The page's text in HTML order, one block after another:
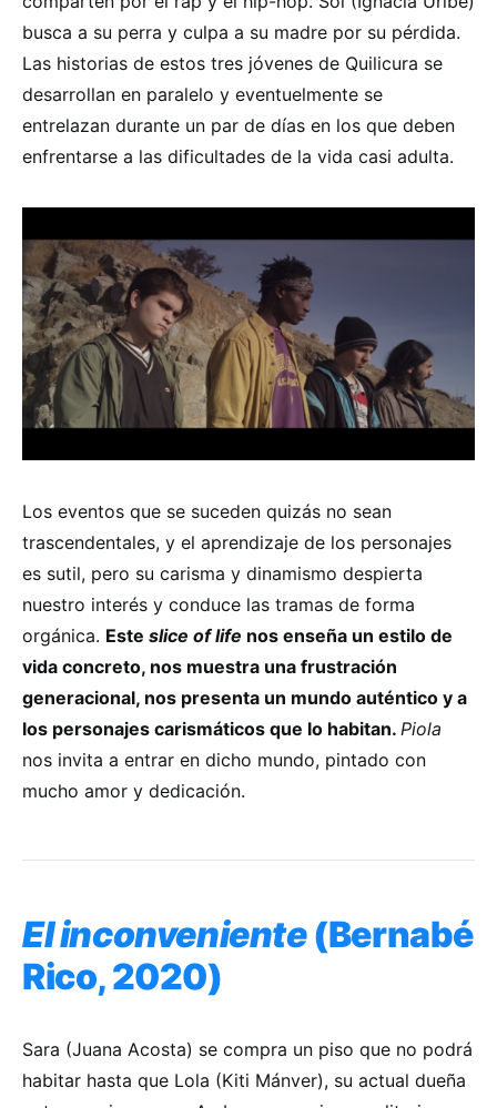
busca a su perra y culpa a su madre por su pérdida.
Las historias de estos tres jóvenes de Quilicura se
desarrollan en paralelo y eventuelmente se
entrelazan durante un par de días en los que deben
enfrentarse a las dificultades de la vida casi adulta.
Los eventos que se suceden quizás no sean
trascendentales, y el aprendizaje de los personajes
es sutil, pero su carisma y dinamismo despierta
nuestro interés y conduce las tramas de forma
orgánica. Este slice of life nos enseña un estilo de
vida concreto, nos muestra una frustración
generacional, nos presenta un mundo auténtico y a
los personajes carismáticos que lo habitan. Piola
nos invita a entrar en dicho mundo, pintado con
mucho amor y dedicación.
El inconveniente(Bernabé
Rico, 2020)
Sara (Juana Acosta) se compra un piso que no podrá
habitar hasta que Lola (Kiti Mánver), su actual dueña